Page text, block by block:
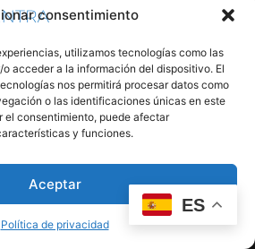
consentimiento
utilizamos tecnologías como las
acceder a la información del dispositivo. El
nos permitirá procesar datos como
o las identificaciones únicas en este
el consentimiento, puede afectar
y funciones.
Aceptar
Política de privacidad
Entrar
ES